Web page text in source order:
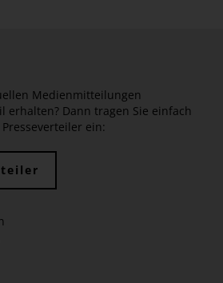
Medienmitteilungen
erhalten? Dann tragen Sie einfach
ein: